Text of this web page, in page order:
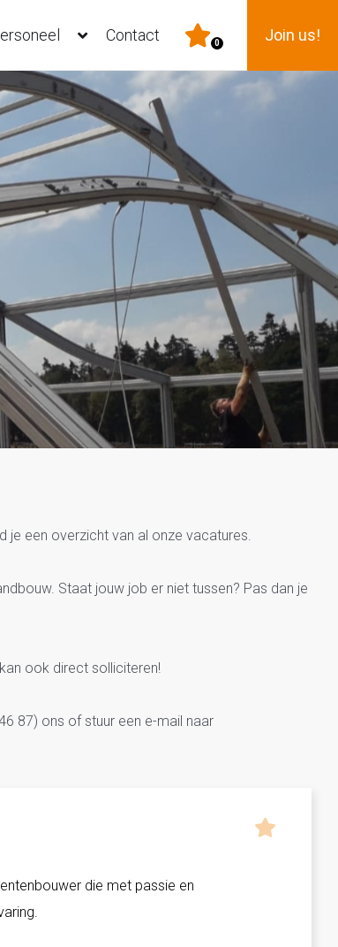
Contact 0 Join us!
je een overzicht van al onze vacatures.
Staat jouw job er niet tussen? Pas dan je
ook direct solliciteren!
87) ons of stuur een e-mail naar
die met passie en